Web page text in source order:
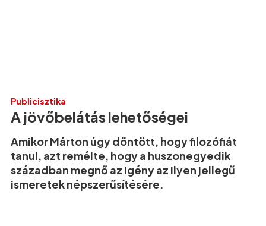
Publicisztika
A jövőbelátás lehetőségei
Amikor Márton úgy döntött, hogy filozófiát
tanul, azt remélte, hogy a huszonegyedik
században megnő az igény az ilyen jellegű
ismeretek népszerűsítésére.